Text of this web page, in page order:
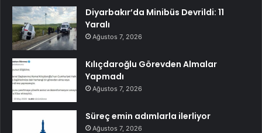
Diyarbakır’da Minibüs Devrildi: 11
Yaralı
Ağustos 7, 2026
Kılıçdaroğlu Görevden Almalar
Yapmadı
Ağustos 7, 2026
Süreç emin adımlarla ilerliyor
Ağustos 7, 2026